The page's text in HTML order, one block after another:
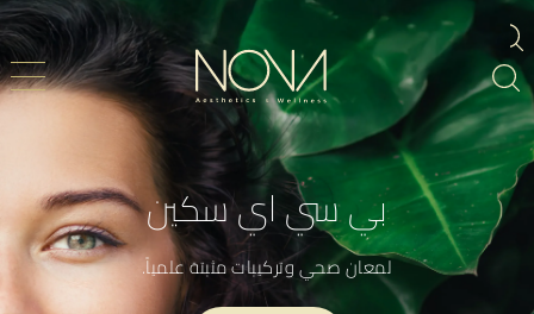
بي سي اي سكين
لمعان صحي وتركيبات مثبتة علمياً.